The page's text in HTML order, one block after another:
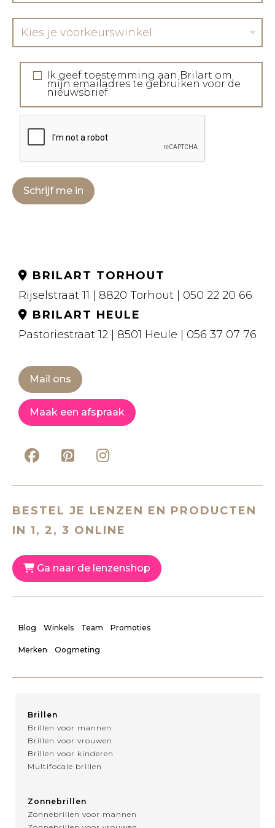
Kies je voorkeurswinkel
Ik geef toestemming aan Brilart om
mijn emailadres te gebruiken voor de
nieuwsbrief
Schrijf me in
BRILART TORHOUT
Rijselstraat 11 | 8820 Torhout | 050 22 20 66
BRILART HEULE
Pastoriestraat 12 | 8501 Heule | 056 37 07 76
Mail ons
Maak een afspraak
BESTEL JE LENZEN EN PRODUCTEN
IN 1, 2, 3 ONLINE
Ga naar de lenzenshop
Blog Winkels Team Promoties
Merken Oogmeting
Brillen
Brillen voor mannen
Brillen voor vrouwen
Brillen voor kinderen
Multifocale brillen
Zonnebrillen
Zonnebrillen voor mannen